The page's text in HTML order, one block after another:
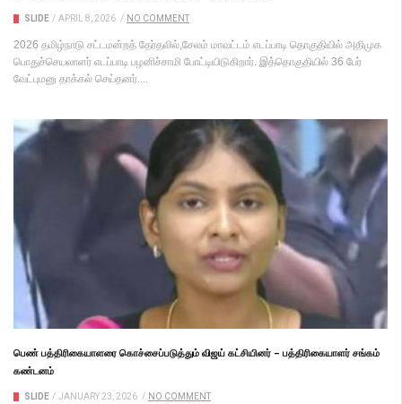
SLIDE / APRIL 8, 2026 / NO COMMENT
2026 தமிழ்நாடு சட்டமன்றத் தேர்தலில்,சேலம் மாவட்டம் எடப்பாடி தொகுதியில் அதிமுக
பொதுச்செயலாளர் எடப்பாடி பழனிச்சாமி போட்டியிடுகிறார். இத்தொகுதியில் 36 பேர்
வேட்புமனு தாக்கல் செய்தனர்....
பெண் பத்திரிகையாளரை கொச்சைப்படுத்தும் விஜய் கட்சியினர் – பத்திரிகையாளர் சங்கம்
கண்டனம்
SLIDE / JANUARY 23, 2026 / NO COMMENT